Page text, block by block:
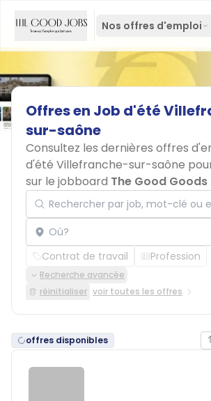
Nos offres d'emploi
Offresen Job d'été
sur-saône
Consultez les dernières offres
d'été Villefranche-sur-saône
sur le jobboard The Good Goods
Rechercher par job, mot-clé ou
Localisation
Contrat de travail Profession
Recherche avancée
réinitialiser voir toutes les offres
offres disponibles